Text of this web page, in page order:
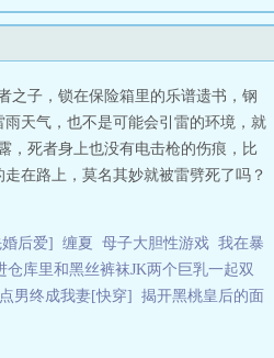
之子，锁在保险箱里的乐谱遗书，钢
天气，也不是可能会引雷的环境，就
，死者身上也没有电击枪的伤痕，比
在路上，莫名其妙就被雷劈死了吗？
后爱] 缠夏 母子大胆性游戏 我在暴
库里和黑丝裤袜JK两个巨乳一起双
男终成我妻[快穿]
揭开黑桃皇后的面